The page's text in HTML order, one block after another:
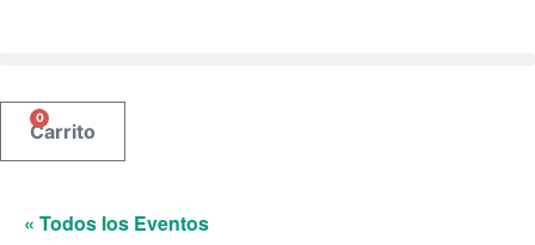
0
Carrito
« Todos los Eventos